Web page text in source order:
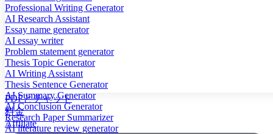
Professional Writing Generator
AI Research Assistant
Essay name generator
AI essay writer
Problem statement generator
Thesis Topic Generator
AI Writing Assistant
Thesis Sentence Generator
AI Summary Generator
AI Conclusion Generator
Research Paper Summarizer
AI literature review generator
PDFとチャット
料金
Affiliate